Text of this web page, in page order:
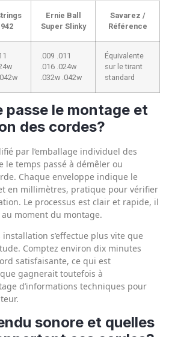
Ernie Ball
Super Slinky
Savarez /
Référence
.009 .011
.016 .024w
.032w .042w
Équivalente
sur le tirant
standard
passe le montage et
des cordes?
par l’emballage individuel des
le temps passé à démêler ou
Chaque enveloppe indique le
en millimètres, pratique pour vérifier
Le processus est clair et rapide, il
au moment du montage.
s’effectue plus vite que
Comptez environ dix minutes
satisfaisante, ce qui est
gagnerait toutefois à
d’informations techniques pour
sonore et quelles